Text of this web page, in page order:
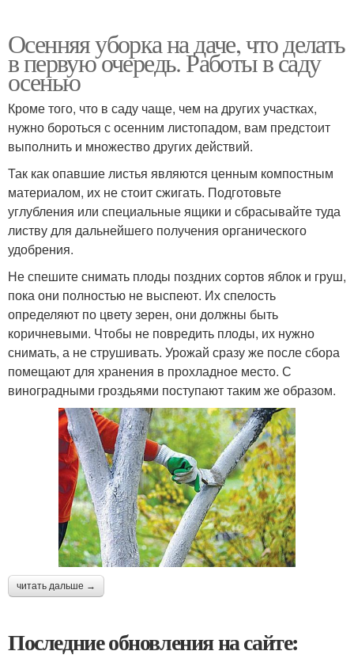
Осенняя уборка на даче, что делать
в первую очередь. Работы в саду
осенью
Кроме того, что в саду чаще, чем на других участках,
нужно бороться с осенним листопадом, вам предстоит
выполнить и множество других действий.
Так как опавшие листья являются ценным компостным
материалом, их не стоит сжигать. Подготовьте
углубления или специальные ящики и сбрасывайте туда
листву для дальнейшего получения органического
удобрения.
Не спешите снимать плоды поздних сортов яблок и груш,
пока они полностью не выспеют. Их спелость
определяют по цвету зерен, они должны быть
коричневыми. Чтобы не повредить плоды, их нужно
снимать, а не струшивать. Урожай сразу же после сбора
помещают для хранения в прохладное место. С
виноградными гроздьями поступают таким же образом.
читать дальше →
Последние обновления на сайте: